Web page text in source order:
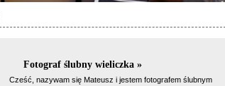
Fotograf ślubny wieliczka »
Cześć, nazywam się Mateusz i jestem fotografem ślubnym